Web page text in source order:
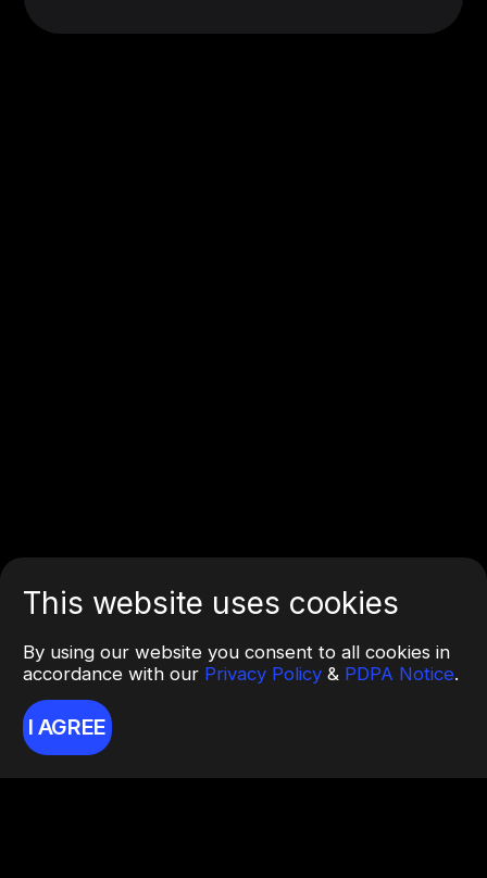
This website uses cookies
By using our website you consent to all cookies in
accordance with our Privacy Policy & PDPA Notice.
I AGREE